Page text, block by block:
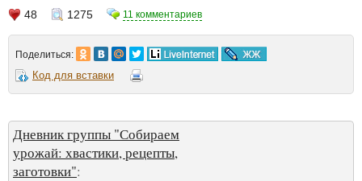
48 1275 11 комментариев
Поделиться:
Код для вставки
Дневник группы "Собираем
урожай: хвастики, рецепты,
заготовки":